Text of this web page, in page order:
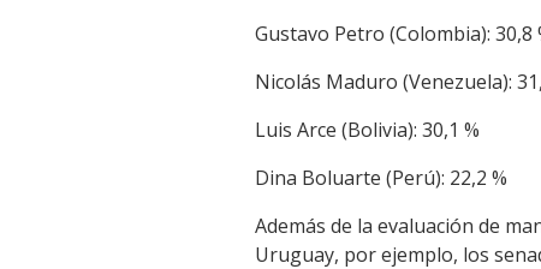
Gustavo Petro (Colombia): 30,8
Nicolás Maduro (Venezuela):
Luis Arce (Bolivia): 30,1 %
Dina Boluarte (Perú): 22,2 %
Además de la evaluación de
Uruguay, por ejemplo, los